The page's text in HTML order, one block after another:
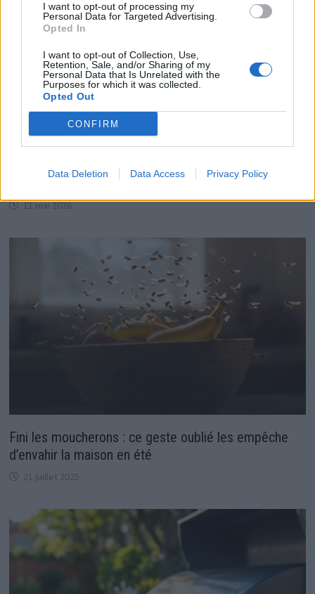
I want to opt-out of processing my
Personal Data for Targeted Advertising.
Opted In
I want to opt-out of Collection, Use,
Retention, Sale, and/or Sharing of my
Personal Data that Is Unrelated with the
Purposes for which it was collected.
Opted Out
CONFIRM
Data Deletion Data Access Privacy Policy
Barbecue : comment éviter les dangers cachés du
11 mai 2026
Fini les moucherons : ce geste oublié les empêche
d’envahir la maison en été
21 juillet 2025